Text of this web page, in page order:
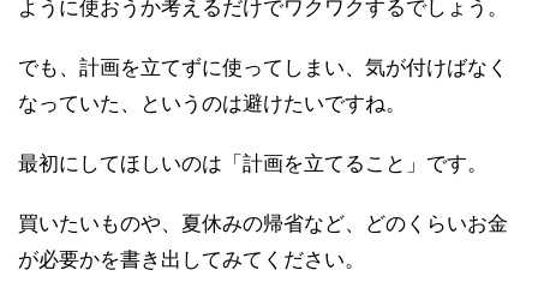
ように使おうか考えるだけでワクワクするでしょう。
でも、計画を立てずに使ってしまい、気が付けばなく
なっていた、というのは避けたいですね。
最初にしてほしいのは「計画を立てること」です。
買いたいものや、夏休みの帰省など、どのくらいお金
が必要かを書き出してみてください。